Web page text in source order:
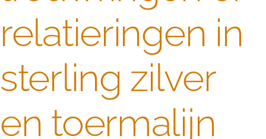
relatieringen in
sterling zilver
en toermalijn